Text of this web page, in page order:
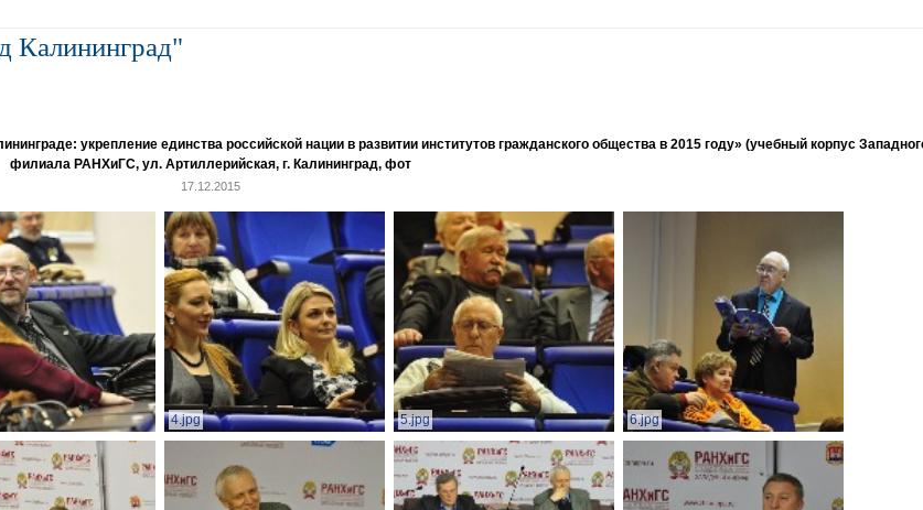
Калининград"
укрепление единства российской нации в развитии институтов гражданского общества в 2015 году» (учебный корпус
филиала РАНХиГС, ул. Артиллерийская, г. Калининград, фот
17.12.2015
4.jpg 5.jpg 6.jpg